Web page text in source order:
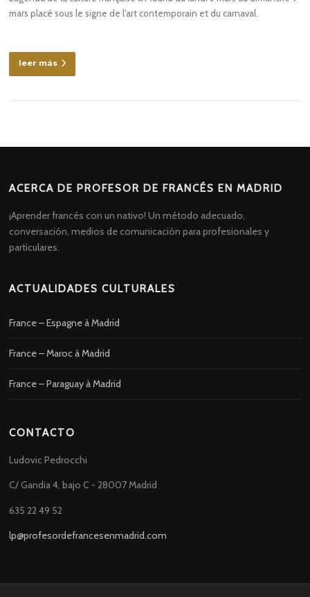
mars placé sous le signe de l’art contemporain et du carnaval.
leer más
ACERCA DE PROFESOR DE FRANCÉS EN MADRID
¡Aprender francés con un nativo! Un método adecuado,
conversación, medios de comunicación para profesionales y
particulares.
ACTUALIDADES CULTURALES
France – Espagne à Madrid
France – Maroc à Madrid
France – Paraguay à Madrid
CONTACTO
Ludovic Pedrocchi
C/ Gandia 4, bajo C - 28007 Madrid
635 22 49 52
lp@profesordefrancesenmadrid.com